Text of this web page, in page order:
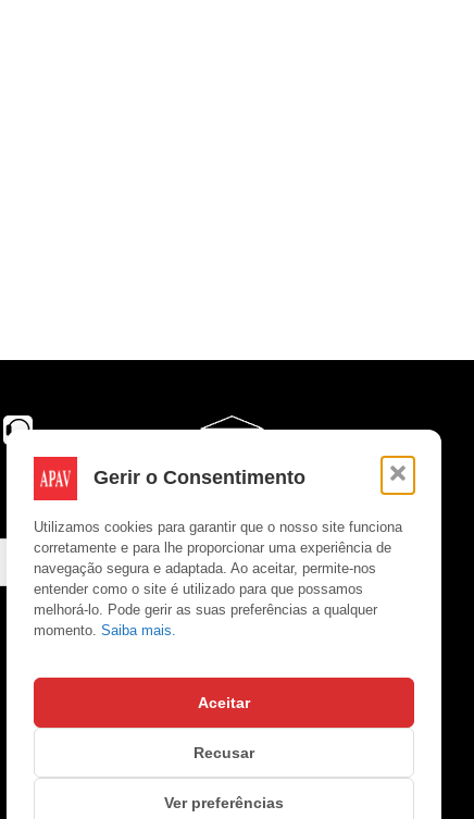
Gerir o Consentimento
Utilizamos cookies para garantir que o nosso site funciona
corretamente e para lhe proporcionar uma experiência de
navegação segura e adaptada. Ao aceitar, permite-nos
entender como o site é utilizado para que possamos
melhorá-lo. Pode gerir as suas preferências a qualquer
momento. Saiba mais.
Aceitar
Recusar
Ver preferências
Copyright © APAV 2026